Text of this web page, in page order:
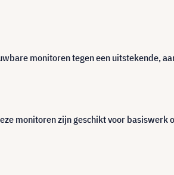
monitoren tegen een uitstekende,
monitoren zijn geschikt voor basiswerk